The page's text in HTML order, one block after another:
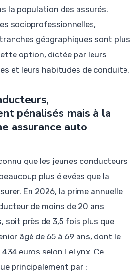
la population des assurés.
socioprofessionnelles,
géographiques sont plus
option, dictée par leurs
et leurs habitudes de conduite.
pénalisés mais à la
assurance auto
que les jeunes conducteurs
plus élevées que la
En 2026, la prime annuelle
de moins de 20 ans
soit près de 3,5 fois plus que
âgé de 65 à 69 ans, dont le
euros selon LeLynx. Ce
principalement par :